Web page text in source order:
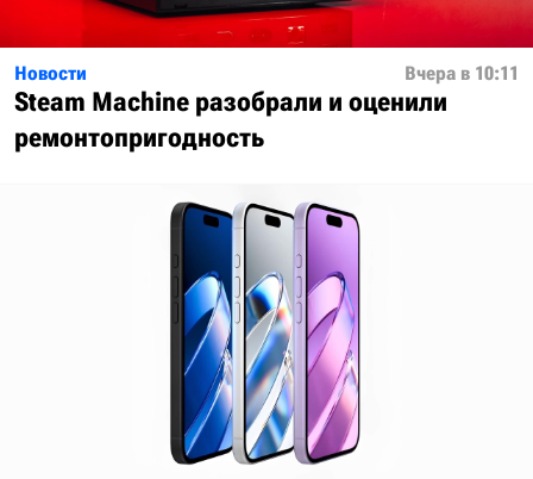
Новости Вчера в 10:11
Steam Machine разобрали и оценили
ремонтопригодность